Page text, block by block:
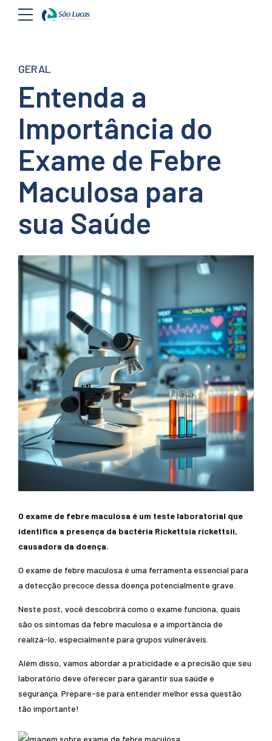
GERAL
Entenda a
Importância do
Exame de Febre
Maculosa para
sua Saúde
O exame de febre maculosa é um teste laboratorial que
identifica a presença da bactéria Rickettsia rickettsii,
causadora da doença.
O exame de febre maculosa é uma ferramenta essencial para
a detecção precoce dessa doença potencialmente grave.
Neste post, você descobrirá como o exame funciona, quais
são os sintomas da febre maculosa e a importância de
realizá-lo, especialmente para grupos vulneráveis.
Além disso, vamos abordar a praticidade e a precisão que seu
laboratório deve oferecer para garantir sua saúde e
segurança. Prepare-se para entender melhor essa questão
tão importante!